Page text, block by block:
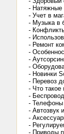
- Натяжные
- Учет в
- Музыка в
-
-
- Ремонт
-
-
-
- Новинки
- Перевоз
- Что такое
-
- Телефоны
- Автозвук
-
-
- Приводы